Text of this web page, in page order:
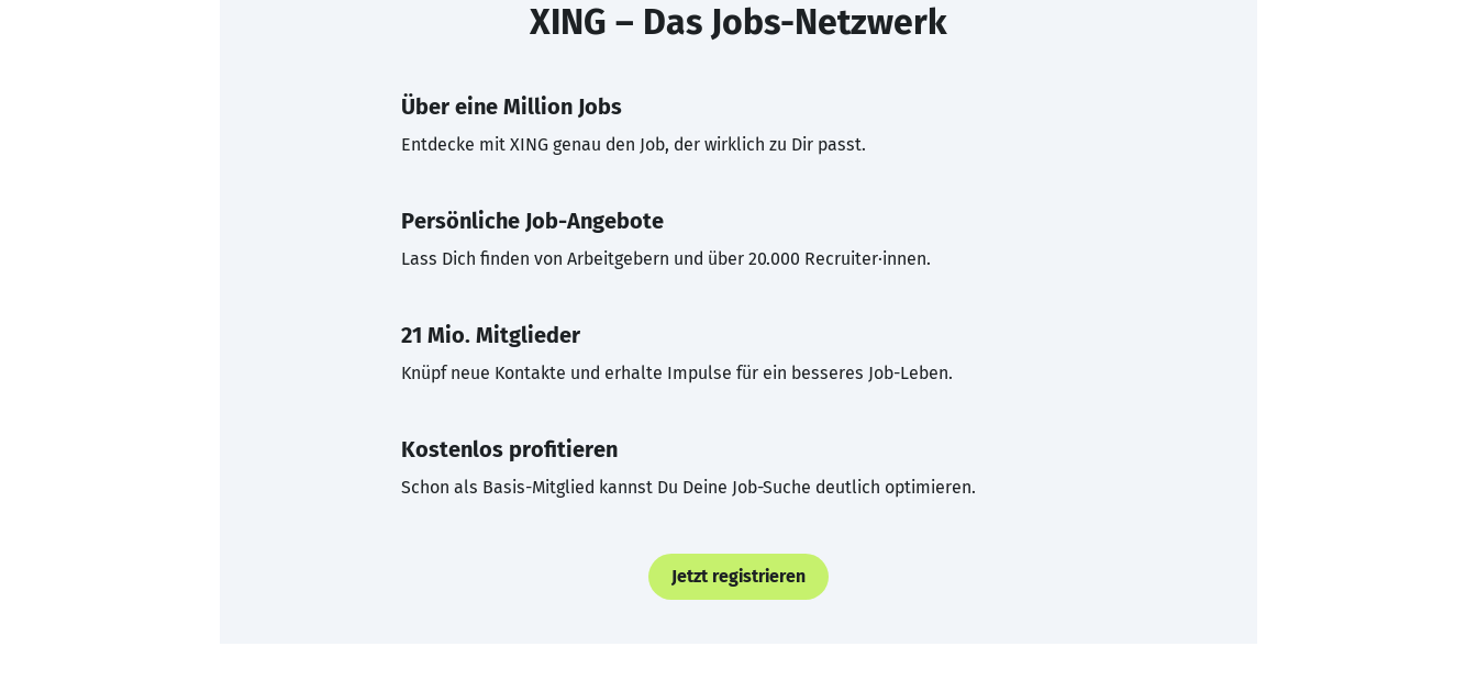
XING – Das Jobs-Netzwerk
Über eine Million Jobs
Entdecke mit XING genau den Job, der wirklich zu Dir passt.
Persönliche Job-Angebote
Lass Dich finden von Arbeitgebern und über 20.000 Recruiter·innen.
21 Mio. Mitglieder
Knüpf neue Kontakte und erhalte Impulse für ein besseres Job-Leben.
Kostenlos profitieren
Schon als Basis-Mitglied kannst Du Deine Job-Suche deutlich optimieren.
Jetzt registrieren